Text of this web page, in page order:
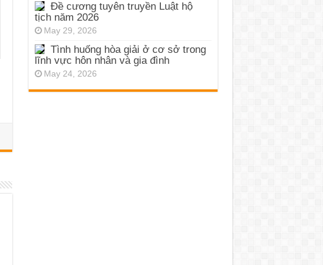
Đề cương tuyên truyền Luật hộ
tịch năm 2026
May 29, 2026
Tình huống hòa giải ở cơ sở trong
lĩnh vực hôn nhân và gia đình
May 24, 2026